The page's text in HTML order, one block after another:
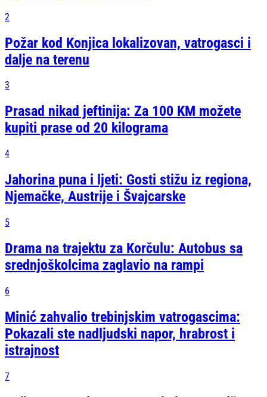
2
Požar kod Konjica lokalizovan, vatrogasci i
dalje na terenu
3
Prasad nikad jeftinija: Za 100 KM možete
kupiti prase od 20 kilograma
4
Jahorina puna i ljeti: Gosti stižu iz regiona,
Njemačke, Austrije i Švajcarske
5
Drama na trajektu za Korčulu: Autobus sa
srednjoškolcima zaglavio na rampi
6
Minić zahvalio trebinjskim vatrogascima:
Pokazali ste nadljudski napor, hrabrost i
istrajnost
7